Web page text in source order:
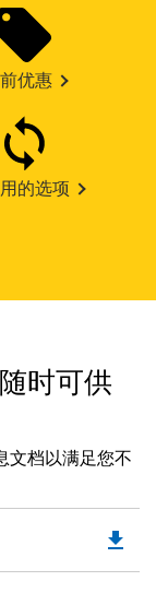
优惠
的选项
时可供
文档以满足您不
file_download